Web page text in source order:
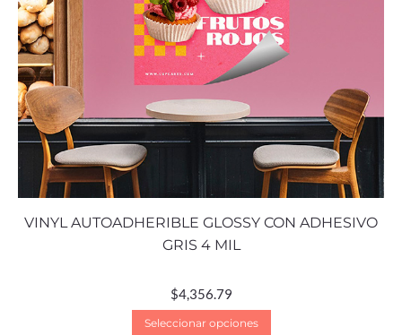
VINYL AUTOADHERIBLE GLOSSY CON ADHESIVO
GRIS 4 MIL
$4,356.79
Seleccionar opciones